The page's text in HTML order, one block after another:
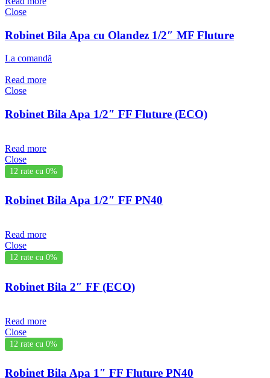
Close
Robinet Bila Apa cu Olandez 1/2″ MF Fluture
La comandă
Read more
Close
Robinet Bila Apa 1/2″ FF Fluture (ECO)
Read more
Close
12 rate cu 0%
Robinet Bila Apa 1/2″ FF PN40
Read more
Close
12 rate cu 0%
Robinet Bila 2″ FF (ECO)
Read more
Close
12 rate cu 0%
Robinet Bila Apa 1″ FF Fluture PN40